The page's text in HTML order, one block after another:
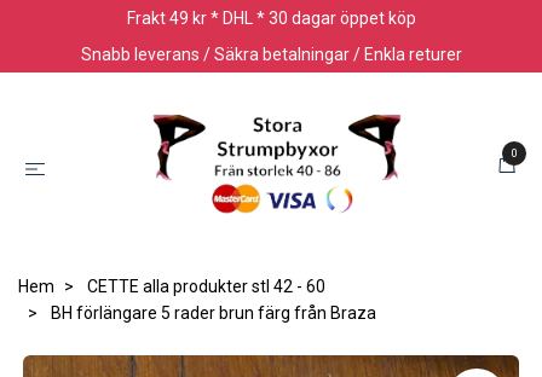
Frakt 49 kr * DHL * 30 dagar öppet köp
Snabb leverans / Säkra betalningar / Enkla returer
0
Hem
CETTE alla produkter stl 42 - 60
BH förlängare 5 rader brun färg från Braza